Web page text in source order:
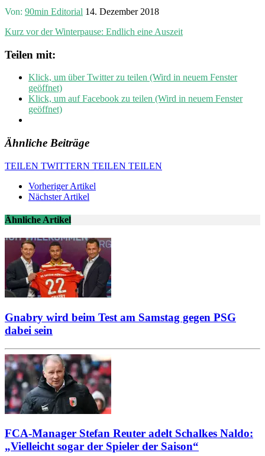
Von: 90min Editorial 14. Dezember 2018
Kurz vor der Winterpause: Endlich eine Auszeit
Teilen mit:
Klick, um über Twitter zu teilen (Wird in neuem Fenster
geöffnet)
Klick, um auf Facebook zu teilen (Wird in neuem Fenster
geöffnet)
Ähnliche Beiträge
TEILEN TWITTERN TEILEN TEILEN
Vorheriger Artikel
Nächster Artikel
Ähnliche Artikel
Gnabry wird beim Test am Samstag gegen PSG
dabei sein
FCA-Manager Stefan Reuter adelt Schalkes Naldo:
„Vielleicht sogar der Spieler der Saison“